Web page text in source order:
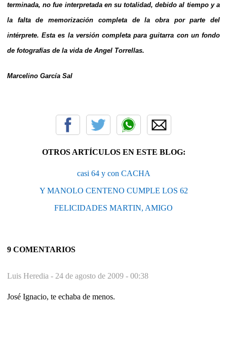
terminada, no fue interpretada en su totalidad, debido al tiempo y a
la falta de memorización completa de la obra por parte del
intérprete. Esta es la versión completa para guitarra con un fondo
de fotografías de la vida de Angel Torrellas.
Marcelino García Sal
OTROS ARTÍCULOS EN ESTE BLOG:
casi 64 y con CACHA
Y MANOLO CENTENO CUMPLE LOS 62
FELICIDADES MARTIN, AMIGO
9 COMENTARIOS
Luis Heredia - 24 de agosto de 2009 - 00:38
José Ignacio, te echaba de menos.